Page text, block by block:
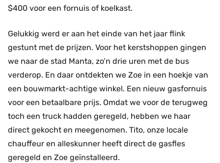
$400 voor een fornuis of koelkast.
Gelukkig werd er aan het einde van het jaar flink
gestunt met de prijzen. Voor het kerstshoppen gingen
we naar de stad Manta, zo’n drie uren met de bus
verderop. En daar ontdekten we Zoe in een hoekje van
een bouwmarkt-achtige winkel. Een nieuw gasfornuis
voor een betaalbare prijs. Omdat we voor de terugweg
toch een truck hadden geregeld, hebben we haar
direct gekocht en meegenomen. Tito, onze locale
chauffeur en alleskunner heeft direct de gasfles
geregeld en Zoe geïnstalleerd.